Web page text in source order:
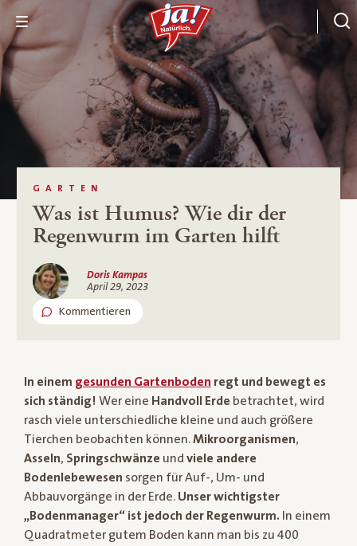
GARTEN
Was ist Humus? Wie dir der
Regenwurm im Garten hilft
Doris Kampas
April 29, 2023
Kommentieren
In einem gesunden Gartenboden regt und bewegt es
sich ständig! Wer eine Handvoll Erde betrachtet, wird
rasch viele unterschiedliche kleine und auch größere
Tierchen beobachten können.Mikroorganismen,
Asseln, Springschwänze und viele andere
Bodenlebewesen sorgen für Auf-, Um- und
Abbauvorgänge in der Erde. Unser wichtigster
„Bodenmanager“ ist jedoch der Regenwurm. In einem
Quadratmeter gutem Boden kann man bis zu 400